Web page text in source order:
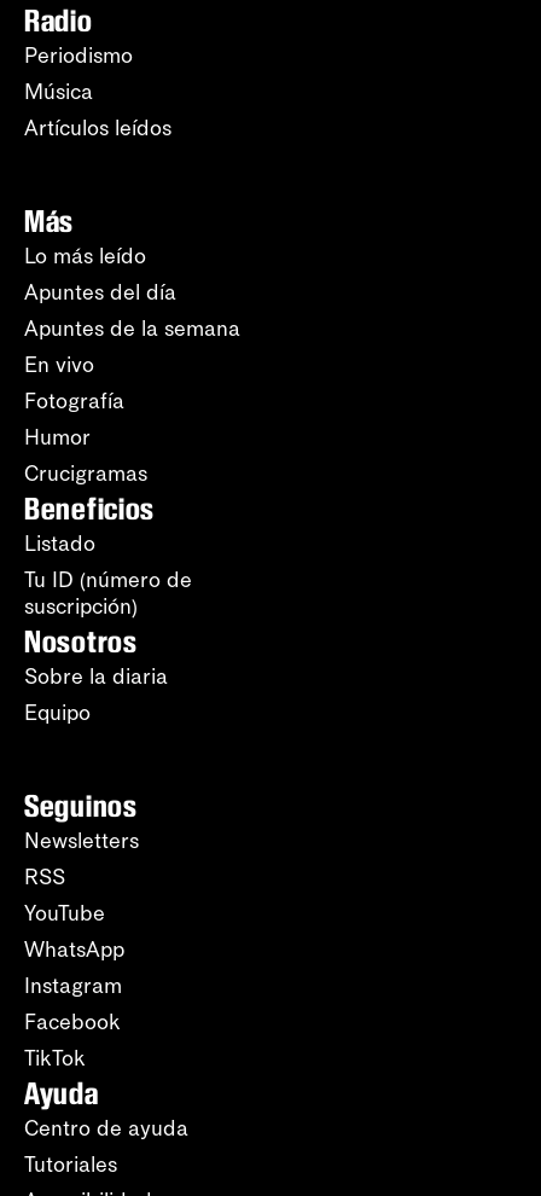
Radio
Periodismo
Música
Artículos leídos
Más
Lo más leído
Apuntes del día
Apuntes de la semana
En vivo
Fotografía
Humor
Crucigramas
Beneficios
Listado
Tu ID (número de
suscripción)
Nosotros
Sobre la diaria
Equipo
Seguinos
Newsletters
RSS
YouTube
WhatsApp
Instagram
Facebook
TikTok
Ayuda
Centro de ayuda
Tutoriales